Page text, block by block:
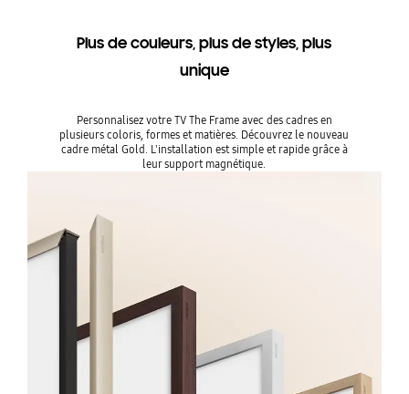
Plus de couleurs, plus de styles, plus
unique
Personnalisez votre TV The Frame avec des cadres en
plusieurs coloris, formes et matières. Découvrez le nouveau
cadre métal Gold. L'installation est simple et rapide grâce à
leur support magnétique.